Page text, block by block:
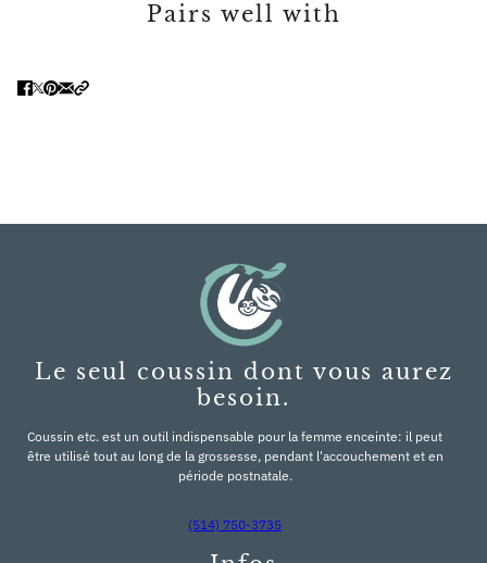
Pairs well with
Le seul coussin dont vous aurez
besoin.
Coussin etc. est un outil indispensable pour la femme enceinte: il peut
être utilisé tout au long de la grossesse, pendant l'accouchement et en
période postnatale.
(514) 750-3735